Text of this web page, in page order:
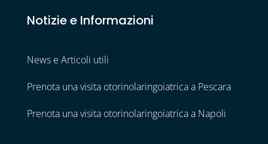
Notizie e Informazioni
News e Articoli utili
Prenota una visita otorinolaringoiatrica a Pescara
Prenota una visita otorinolaringoiatrica a Napoli